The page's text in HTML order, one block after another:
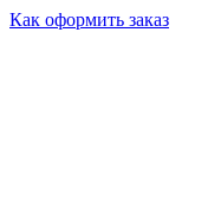
Как оформить заказ